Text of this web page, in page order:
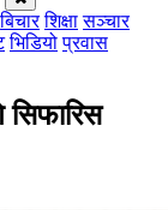
बिचार शिक्षा सञ्चार
भिडियो प्रवास